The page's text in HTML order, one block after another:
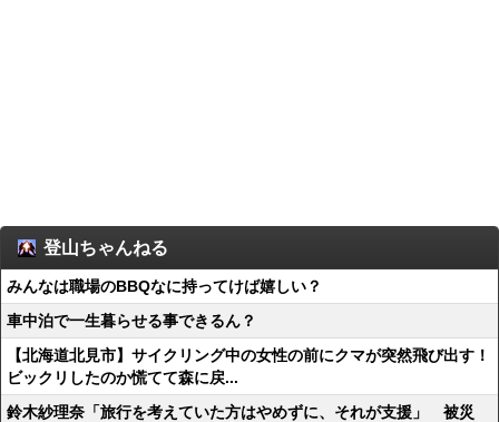
登山ちゃんねる
みんなは職場のBBQなに持ってけば嬉しい？
車中泊で一生暮らせる事できるん？
【北海道北見市】サイクリング中の女性の前にクマが突然飛び出す！
ビックリしたのか慌てて森に戻...
鈴木紗理奈「旅行を考えていた方はやめずに、それが支援」 被災